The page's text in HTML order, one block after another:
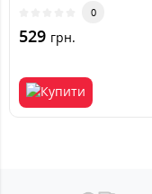
0
529 грн.